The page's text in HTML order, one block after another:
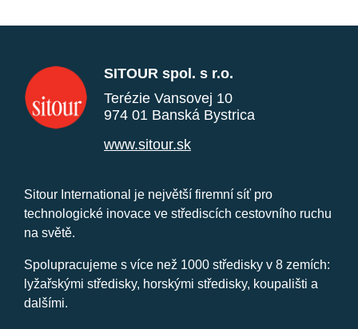
SITOUR spol. s r.o.
Terézie Vansovej 10
974 01 Banská Bystrica
www.sitour.sk
Sitour International je největší firemní síť pro
technologické inovace ve střediscích cestovního ruchu
na světě.
Spolupracujeme s více než 1000 středisky v 8 zemích:
lyžařskými středisky, horskými středisky, koupališti a
dalšími.